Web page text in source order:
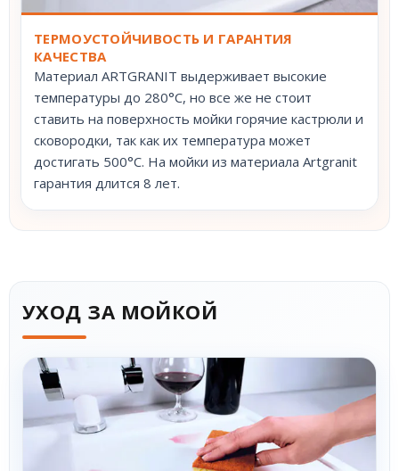
ТЕРМОУСТОЙЧИВОСТЬ И ГАРАНТИЯ
КАЧЕСТВА
Материал ARTGRANIT выдерживает высокие
температуры до 280°С, но все же не стоит
ставить на поверхность мойки горячие кастрюли и
сковородки, так как их температура может
достигать 500°С. На мойки из материала Artgranit
гарантия длится 8 лет.
УХОД ЗА МОЙКОЙ